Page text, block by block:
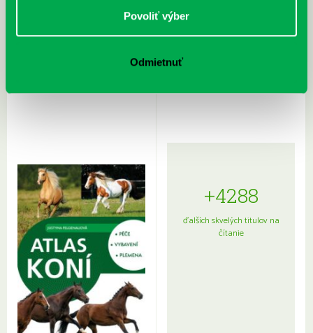
Povoliť výber
Odmietnuť
Rudź, Przemyslaw: Atlas hviezd:
Hardy, Paula: Japonsko na tanieri:
+4288
ďalších skvelých titulov na
čítanie